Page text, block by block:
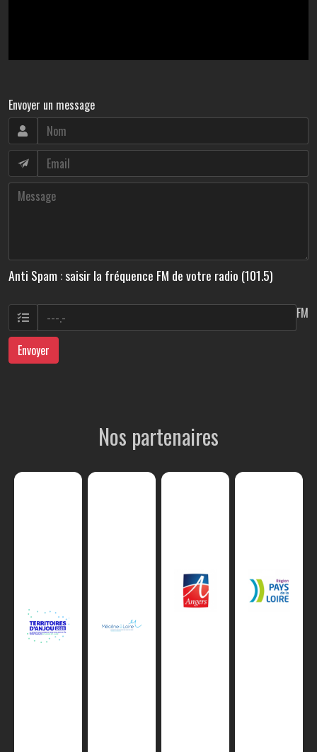
Envoyer un message
Anti Spam : saisir la fréquence FM de votre radio (101.5)
FM
Envoyer
Nos partenaires